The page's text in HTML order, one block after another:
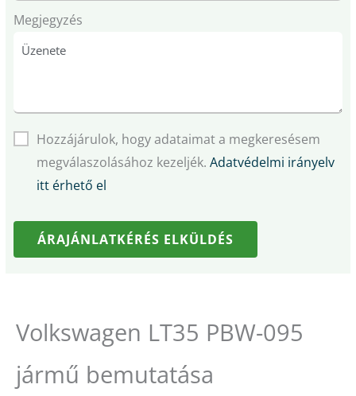
Megjegyzés
Hozzájárulok, hogy adataimat a megkeresésem
megválaszolásához kezeljék. Adatvédelmi irányelv
itt érhető el
ÁRAJÁNLATKÉRÉS ELKÜLDÉS
Volkswagen LT35 PBW-095
jármű bemutatása